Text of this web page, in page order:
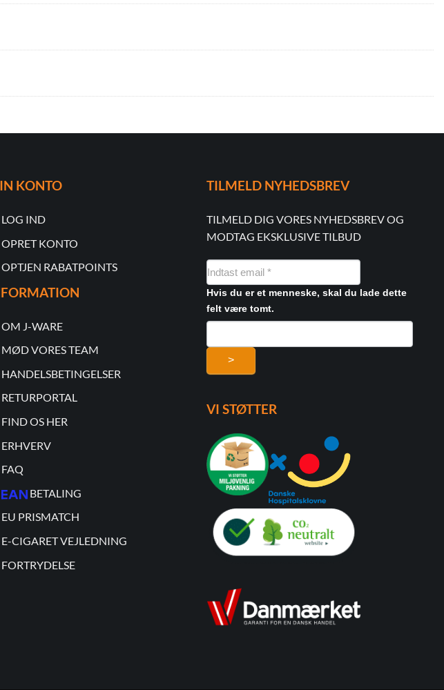
KONTO
LOG IND
OPRET KONTO
OPTJEN RABATPOINTS
OM J-WARE
MØD VORES TEAM
HANDELSBETINGELSER
RETURPORTAL
FIND OS HER
ERHVERV
FAQ
BETALING
EU PRISMATCH
E-CIGARET VEJLEDNING
FORTRYDELSE
TILMELD NYHEDSBREV
TILMELD DIG VORES NYHEDSBREV OG
MODTAG EKSKLUSIVE TILBUD
NYHEDSMAIL
FORMULAR
Hvis du er et menneske, skal du lade dette
felt være tomt.
>
VI STØTTER